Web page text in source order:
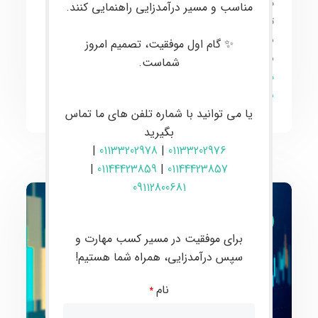
تجربه
برترین‌ها در این عرصه است. تاکید این دوره بر تسلط کامل
بر
استراتژی‌های پیشرفتهو افزایش سطح
معامله‌گری
بازارهای مالی جهانی
مناسب و مسیر درآمدزایی راهنمایی کنند.
✨ گام اول موفقیت، تصمیم امروز
شماست.
یا می توانید با شماره تلفن های ما تماس
بگیرید
01133202976
|
01133202978
|
01144423857
|
01144423859
|
09112800681
برای موفقیت در مسیر کسب مهارت و
سپس درآمدزایی، همراه شما هستیم!
نام *